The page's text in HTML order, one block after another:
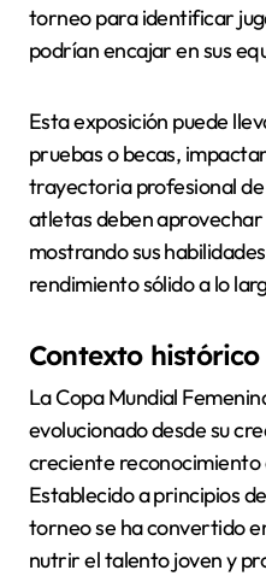
torneo para identificar
podrían encajar en sus
Esta exposición puede
pruebas o becas,
trayectoria profesional de
atletas deben
mostrando sus
rendimiento sólido a lo
Contexto
La Copa Mundial
evolucionado desde su
creciente
Establecido a principios
torneo se ha convertido
nutrir el talento joven y